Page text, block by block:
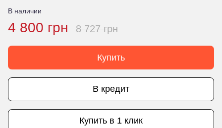
В наличии
4 800 грн 8 727 грн
Купить
В кредит
Купить в 1 клик